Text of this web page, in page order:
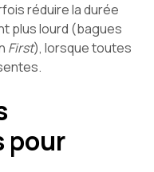
réduire la durée
plus lourd (bagues
First), lorsque toutes
pour